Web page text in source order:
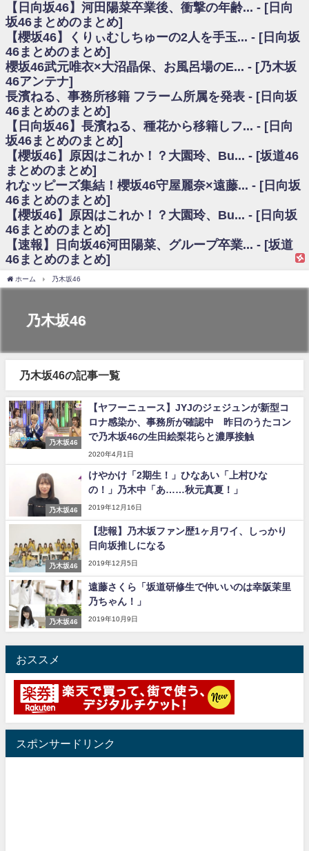
願いバッハ！』ミーグリ日程がこちら
欅坂/日向坂46まとめのまとめ / 【櫻坂46】ミーグリで喧嘩！？山下瞳月、
これはマジギレしてる
乃木坂46アンテナ / 【櫻坂46】ハリソン守屋「ゆーづのせいです」【ラヴ
ィット!】
乃木坂あんてな ～乃木坂46・欅坂46・日向坂46のニュース・情報・話題
をピックアップ / 良い品揃え！櫻坂46 12thシングル『Make or Break』オフィ
シャルグッズ絶賛販売受付中
日向坂46まとめのまとめ / 【日向坂46】この月、何かあるのか！？『お願
いバッハ！』ミーグリ日程がこちら
日向坂46まとめのまとめ / 【元日向坂46】この卒業生、めちゃくちゃテレ
ビで見かけるな
欅坂/日向坂46まとめのまとめ / 【櫻坂46】リアルミーグリであの販売も！
『Make or Break』オフィシャルグッズ解禁
乃木坂46アンテナ / 【櫻坂46】ミーグリで喧嘩！？山下瞳月、これはマジ
ギレしてる
乃木坂あんてな ～乃木坂46・欅坂46・日向坂46のニュース・情報・話題
をピックアップ / れなッピーズ集結！櫻坂46守屋麗奈×遠藤理子、8/6「ラヴィ
ット！」水曜スタジオ出演決定
日向坂46まとめのまとめ / 【日向坂46】富田鈴花、次の事務所が決まって
そう！？
日向坂46まとめのまとめ / 【日向坂46】富田鈴花、次の事務所が決まって
そう！？
乃木坂あんてな ～乃木坂46・欅坂46・日向坂46のニュース・情報・話題
欅坂46/日向坂46まとめのまとめ / 『anan』の表紙の櫻坂46さん、多様性
の時代だと話題に
日向坂46まとめのまとめ / 【朗報】増田三莉音さんの生足
wwwwwwwwwwww
日向坂46まとめのまとめ / 筒井あやめ、アレをチラリ。こういう偶然の方
が官能的だよな？
日向坂46まとめのまとめ / 【日向坂46】富田鈴花1st写真集の先行カット、
日向坂46まとめのまとめ / 【日向坂46】五期生着ぐるみ生写真も！ 富田鈴
花考案グッズ＆生写真5種が公開される
日向坂46まとめのまとめ / これから彼氏と行為する直前の賀喜遥香、やば
アイドル – ぷぅアンテナ / 「乃木坂46ののぎおび⊿」北野日奈子が生配
信！【2022.3.22 17:15〜 SHOWROOM】
アイドル – ぷぅアンテナ / 2022年3月22日（火）のメディア情報
アイドル – ぷぅアンテナ / 【乃木坂46】井上和の『なぎおはぎ』って こん
ぺいとう×いちごみるく×マヨラー星人 と同じと考えてよろしいですか？
アイドル – ぷぅアンテナ / 【乃木坂46】日村勇紀 gif職人が切り抜いた名シ
ーン.gif
ふぇどみ！ / 【悲報】呪術廻戦、視聴率5.1%
ふぇどみ！ / 【画像】スポ－ツキャスターお姉さん・ハメまくりだったｗｗ
ふぇどみ！ / 【悲報】母「裕福な過程が高学歴になるとか大嘘。教育に金を
Powered by livedoor 相互RSS
【日向坂46】河田陽菜卒業後、衝撃の年齢... - [日向
坂46まとめのまとめ]
【櫻坂46】くりぃむしちゅーの2人を手玉... - [日向坂
46まとめのまとめ]
櫻坂46武元唯衣×大沼晶保、お風呂場のE... - [乃木坂
46アンテナ]
長濱ねる、事務所移籍 フラーム所属を発表 - [日向坂
46まとめのまとめ]
【日向坂46】長濱ねる、種花から移籍しフ... - [日向
坂46まとめのまとめ]
【櫻坂46】原因はこれか！？大園玲、Bu... - [坂道46
まとめのまとめ]
れなッピーズ集結！櫻坂46守屋麗奈×遠藤... - [日向坂
46まとめのまとめ]
【櫻坂46】原因はこれか！？大園玲、Bu... - [日向坂
46まとめのまとめ]
【速報】日向坂46河田陽菜、グループ卒業... - [坂道
46まとめのまとめ]
ホーム 乃木坂46
乃木坂46
乃木坂46の記事一覧
乃木坂46
【ヤフーニュース】JYJのジェジュンが新型コ
ロナ感染か、事務所が確認中 昨日のうたコン
で乃木坂46の生田絵梨花らと濃厚接触
2020年4月1日
乃木坂46
けやかけ「2期生！」ひなあい「上村ひな
の！」乃木中「あ……秋元真夏！」
2019年12月16日
乃木坂46
【悲報】乃木坂ファン歴1ヶ月ワイ、しっかり
日向坂推しになる
2019年12月5日
乃木坂46
遠藤さくら「坂道研修生で仲いいのは幸阪茉里
乃ちゃん！」
2019年10月9日
おススメ
スポンサードリンク